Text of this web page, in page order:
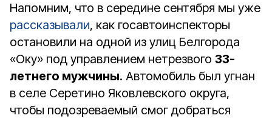
Напомним, что в середине сентября мы уже
рассказывали, как госавтоинспекторы
остановили на одной из улиц Белгорода
«Оку» под управлением нетрезвого 33-
летнего мужчины. Автомобиль был угнан
в селе Серетино Яковлевского округа,
чтобы подозреваемый смог добраться